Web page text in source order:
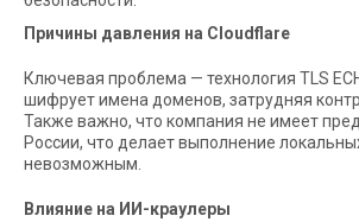
Причины давления на Cloudflare
Ключевая проблема — технология TLS
шифрует имена доменов, затрудняя
Также важно, что компания не имеет
России, что делает выполнение
невозможным.
Влияние на ИИ-краулеры